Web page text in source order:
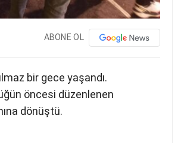
ABONE OL
bir gece yaşandı.
öncesi düzenlenen
dönüştü.